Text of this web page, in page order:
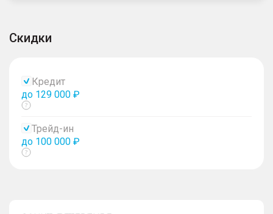
Скидки
Кредит
до 129 000 ₽
Показать
Трейд-ин
до 100 000 ₽
Показать